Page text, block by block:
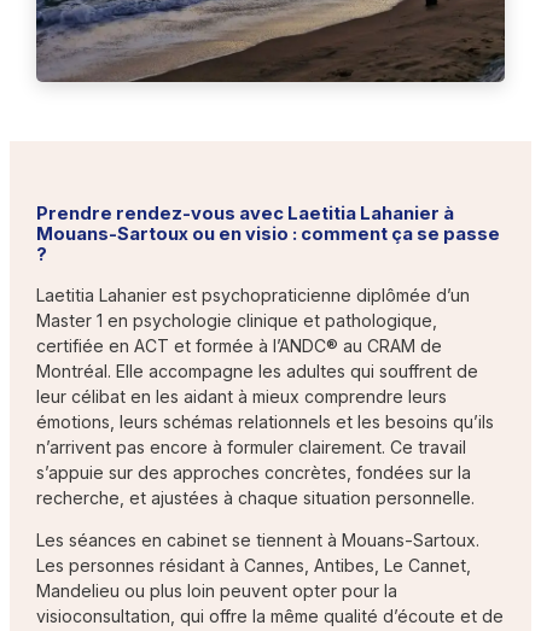
Prendre rendez-vous avec Laetitia Lahanier à
Mouans-Sartoux ou en visio : comment ça se passe
?
Laetitia Lahanier est psychopraticienne diplômée d’un
Master 1 en psychologie clinique et pathologique,
certifiée en ACT et formée à l’ANDC® au CRAM de
Montréal. Elle accompagne les adultes qui souffrent de
leur célibat en les aidant à mieux comprendre leurs
émotions, leurs schémas relationnels et les besoins qu’ils
n’arrivent pas encore à formuler clairement. Ce travail
s’appuie sur des approches concrètes, fondées sur la
recherche, et ajustées à chaque situation personnelle.
Les séances en cabinet se tiennent à Mouans-Sartoux.
Les personnes résidant à Cannes, Antibes, Le Cannet,
Mandelieu ou plus loin peuvent opter pour la
visioconsultation, qui offre la même qualité d’écoute et de